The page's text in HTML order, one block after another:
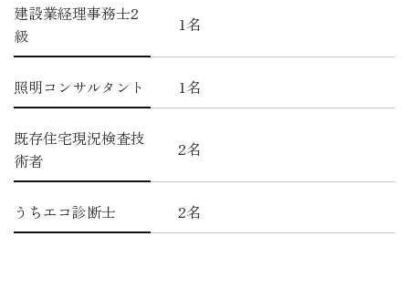
建設業経理事務士2
級
1名
照明コンサルタント 1名
既存住宅現況検査技
術者
2名
うちエコ診断士 2名